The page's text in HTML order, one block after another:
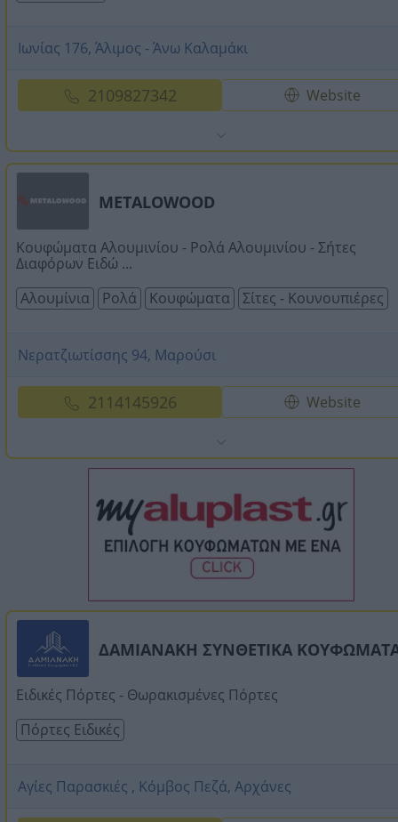
Ιωνίας 176, Άλιμος - Άνω Καλαμάκι
2109827342 Website
METALOWOOD
Κουφώματα Αλουμινίου - Ρολά Αλουμινίου - Σήτες
Διαφόρων Ειδώ ...
Αλουμίνια
Ρολά Κουφώματα Σίτες - Κουνουπιέρες
Νερατζιωτίσσης 94, Μαρούσι
2114145926 Website
ΔΑΜΙΑΝΑΚΗ ΣΥΝΘΕΤΙΚΑ
Ειδικές Πόρτες - Θωρακισμένες Πόρτες
Πόρτες Ειδικές
Αγίες Παρασκιές , Κόμβος Πεζά, Αρχάνες